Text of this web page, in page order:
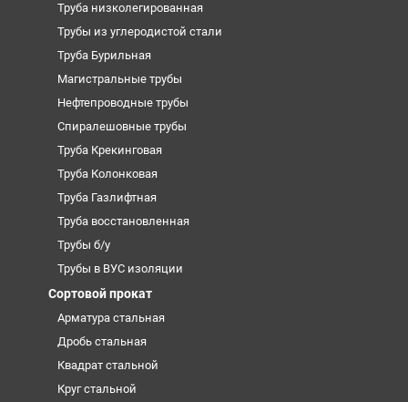
Труба низколегированная
Трубы из углеродистой стали
Труба Бурильная
Магистральные трубы
Нефтепроводные трубы
Спиралешовные трубы
Труба Крекинговая
Труба Колонковая
Труба Газлифтная
Труба восстановленная
Трубы б/у
Трубы в ВУС изоляции
Сортовой прокат
Арматура стальная
Дробь стальная
Квадрат стальной
Круг стальной